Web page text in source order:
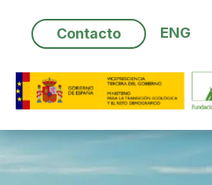
content
Contacto ENG